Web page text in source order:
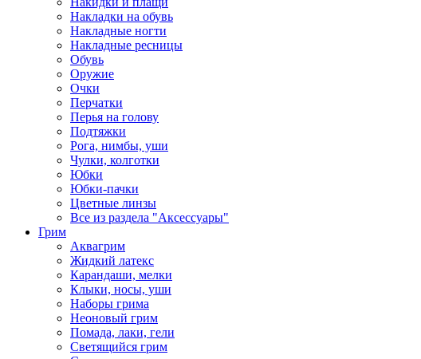
Накладки на обувь
Накладные ногти
Накладные ресницы
Обувь
Оружие
Очки
Перчатки
Перья на голову
Подтяжки
Рога, нимбы, уши
Чулки, колготки
Юбки
Юбки-пачки
Цветные линзы
Все из раздела "Аксессуары"
Грим
Аквагрим
Жидкий латекс
Карандаши, мелки
Клыки, носы, уши
Наборы грима
Неоновый грим
Помада, лаки, гели
Светящийся грим